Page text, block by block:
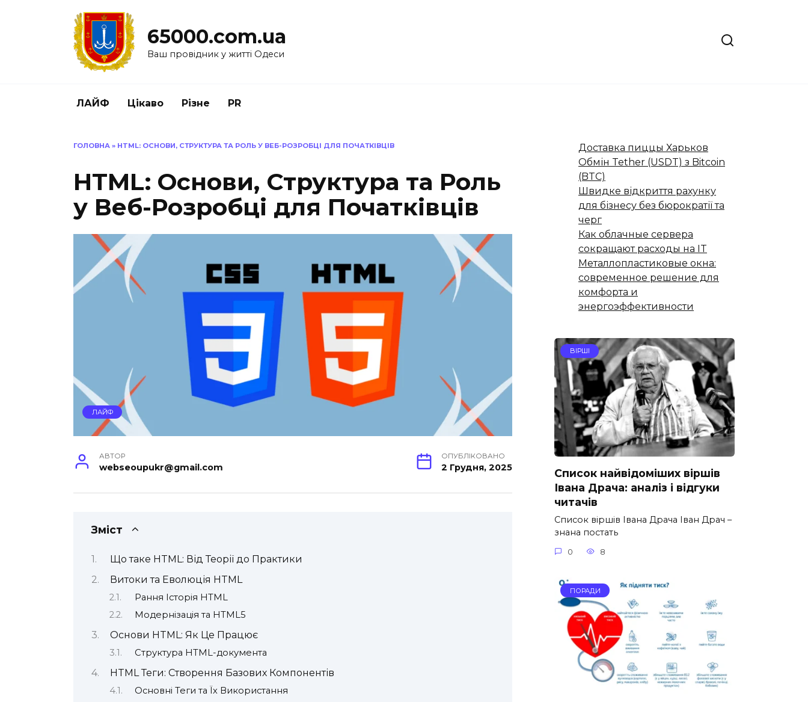
65000.com.ua
Ваш провідник у житті Одеси
ЛАЙФ Цікаво Різне PR
ГОЛОВНА » HTML: ОСНОВИ, СТРУКТУРА ТА РОЛЬ У ВЕБ-РОЗРОБЦІ ДЛЯ ПОЧАТКІВЦІВ
HTML: Основи, Структура та Роль
у Веб-Розробці для Початківців
ЛАЙФ
АВТОР
webseoupukr@gmail.com
ОПУБЛІКОВАНО
2 Грудня, 2025
Зміст
Що таке HTML: Від Теорії до Практики
Витоки та Еволюція HTML
Рання Історія HTML
Модернізація та HTML5
Основи HTML: Як Це Працює
Структура HTML-документа
HTML Теги: Створення Базових Компонентів
Основні Теги та Їх Використання
Доставка пиццы Харьков
Обмін Tether (USDT) з Bitcoin
(BTC)
Швидке відкриття рахунку
для бізнесу без бюрократії та
черг
Как облачные сервера
сокращают расходы на IT
Металлопластиковые окна:
современное решение для
комфорта и
энергоэффективности
ВІРШІ
Список найвідоміших віршів
Івана Драча: аналіз і відгуки
читачів
Список віршів Івана Драча Іван Драч –
знана постать
0 8
ПОРАДИ